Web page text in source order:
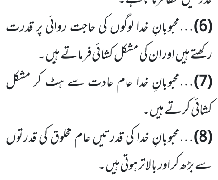
(6) …محبوبانِ خدا لوگوں کی حاجت روائی پر قدرت
رکھتے ہیں اور ان کی مشکل کشائی فرماتے ہیں۔
(7) …محبوبانِ خدا عام عادت سے ہٹ کر مشکل
کشائی کرتے ہیں۔
(8) …محبوبانِ خدا کی قدرتیں عام مخلوق کی قدرتوں
سے بڑھ کر اور بالا تر ہوتی ہیں۔